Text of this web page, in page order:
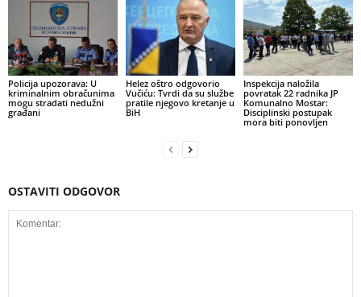
Policija upozorava: U
kriminalnim obračunima
mogu stradati nedužni
građani
Helez oštro odgovorio
Vučiću: Tvrdi da su službe
pratile njegovo kretanje u
BiH
Inspekcija naložila
povratak 22 radnika JP
Komunalno Mostar:
Disciplinski postupak
mora biti ponovljen
OSTAVITI ODGOVOR